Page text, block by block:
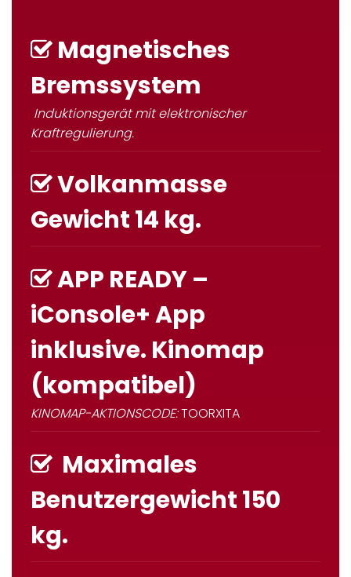
Magnetisches
Bremssystem
Induktionsgerät mit elektronischer
Kraftregulierung.
Volkanmasse
Gewicht 14 kg.
APP READY –
iConsole+ App
inklusive. Kinomap
(kompatibel)
KINOMAP-AKTIONSCODE:TOORXITA
Maximales
Benutzergewicht 150
kg.